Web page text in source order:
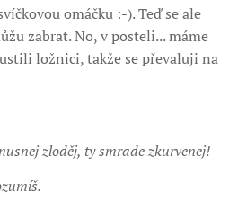
omáčku :-). Teď se ale
zabrat. No, v posteli... máme
ložnici, takže se převaluji na
zloděj, ty smrade zkurvenej!